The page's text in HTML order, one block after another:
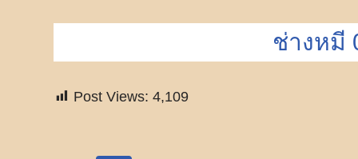
ช่างหมี
Post Views: 4,109